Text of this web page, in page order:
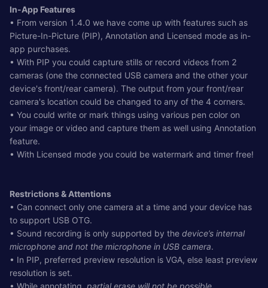
In-App Features
• From version 1.4.0 we have come up with features such as
Picture-In-Picture (PIP), Annotation and Licensed mode as in-
app purchases.
• With PIP you could capture stills or record videos from 2
cameras (one the connected USB camera and the other your
device's front/rear camera). The output from your front/rear
camera's location could be changed to any of the 4 corners.
• You could write or mark things using various pen color on
your image or video and capture them as well using Annotation
feature.
• With Licensed mode you could be watermark and timer free!
Restrictions & Attentions
• Can connect only one camera at a time and your device has
to support USB OTG.
• Sound recording is only supported by the device’s internal
microphone and not the microphone in USB camera.
• In PIP, preferred preview resolution is VGA, else least preview
resolution is set.
• While annotating, partial erase will not be possible.